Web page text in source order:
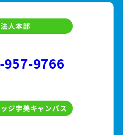
法人本部
957-9766
ジ宇美キャンパス